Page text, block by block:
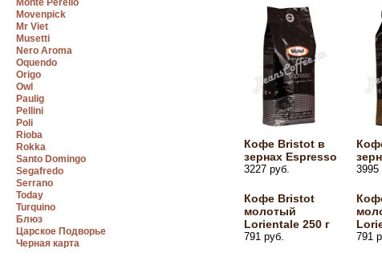
Monte Perello
Movenpick
Mr Viet
Musetti
Nero Aroma
Oquendo
Origo
Owl
Paulig
Pellini
Poli
Rioba
Rokka
Santo Domingo
Segafredo
Serrano
Today
Turquino
Блюз
Царское Подворье
Черная карта
Кофе Bristot в
зернах Espresso
3227 руб. 3995
Кофе Bristot
молотый
Lorientale 250 г
791 руб. 791